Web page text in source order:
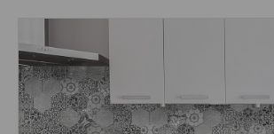
Стили: Под бетон;